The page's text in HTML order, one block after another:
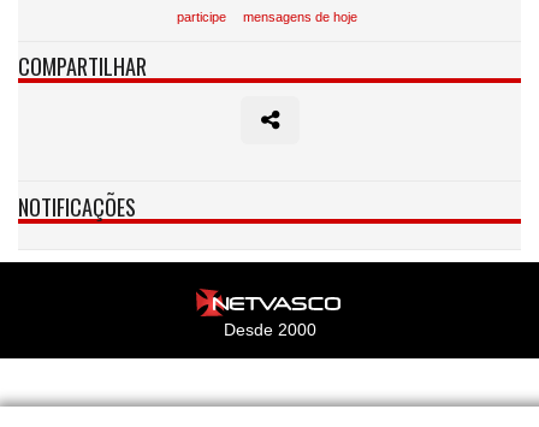
participe mensagens de hoje
COMPARTILHAR
NOTIFICAÇÕES
Desde 2000